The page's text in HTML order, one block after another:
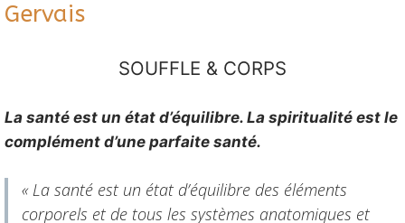
Gervais
SOUFFLE & CORPS
La santé est un état d’équilibre. La spiritualité est le
complément d’une parfaite santé.
« La santé est un état d’équilibre des éléments
corporels et de tous les systèmes anatomiques et